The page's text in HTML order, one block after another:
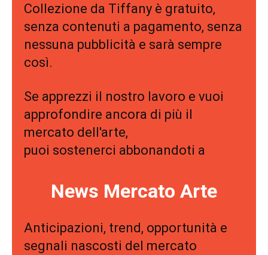
Collezione da Tiffany è gratuito,
senza contenuti a pagamento, senza
nessuna pubblicità e sarà sempre
così.
Se apprezzi il nostro lavoro e vuoi
approfondire ancora di più il
mercato dell'arte,
puoi sostenerci abbonandoti a
News Mercato Arte
Anticipazioni, trend, opportunità e
segnali nascosti del mercato